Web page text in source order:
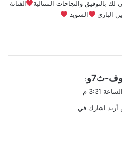
لك بالتوفيق والنجاحات المتتالية
الفنانة
البازي السويد
ث7و
:
أريد اشارك في